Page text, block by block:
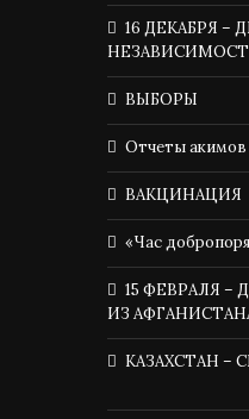
16 ДЕКАБРЯ –
ВЫБОРЫ
Отчеты акимов
ВАКЦИНАЦИЯ
«Час
15 ФЕВРАЛЯ –
ИЗ
КАЗАХСТАН –